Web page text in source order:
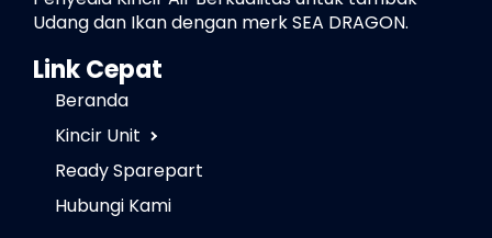
Udang dan Ikan dengan merk SEA DRAGON.
Link Cepat
Beranda
Kincir Unit
Ready Sparepart
Hubungi Kami